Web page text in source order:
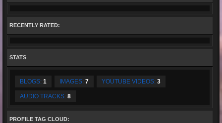
RECENTLY RATED:
STATS
BLOGS: 1 IMAGES: 7 YOUTUBE VIDEOS: 3
AUDIO TRACKS: 8
PROFILE TAG CLOUD: